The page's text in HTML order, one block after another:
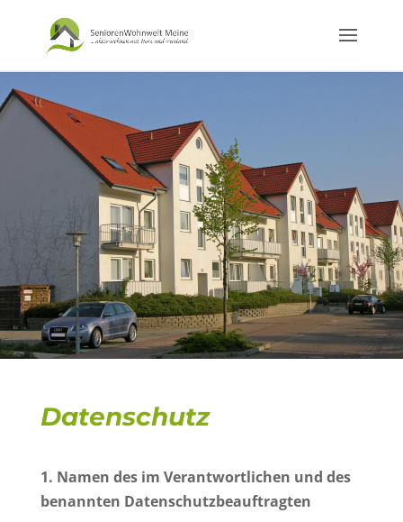
Datenschutz
1. Namen des im Verantwortlichen und des
benannten Datenschutzbeauftragten